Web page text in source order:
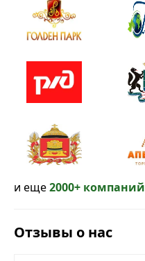
и еще2000+ компаний
Отзывы о нас